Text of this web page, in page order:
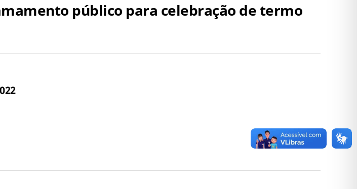
público para celebração de termo